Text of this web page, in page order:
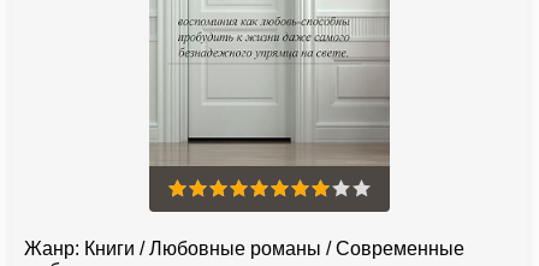
Жанр: Книги /Любовные романы /Современные